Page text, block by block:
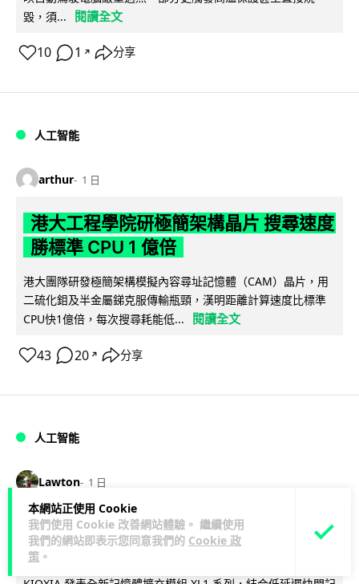
本網站正使用 Cookie
我們使用 Cookie 改善網站體驗。 繼續使用
我們的網站即表示您同意我們的 Cookie 政
策 。
毀，須...
閱讀全文
10 1 ↗ 分享
人工智能
arthur 1 日
港大工程學院研極簡架構晶片 搜尋速度
勝標準 CPU 1 億倍
港大團隊研發極簡架構模擬內容尋址記憶體（CAM）晶片，用
二硫化鉬及半金屬銻克服傳輸瓶頸，漢明距離計算速度比標準
CPU快1億倍，每次搜尋耗能低...
閱讀全文
43 20 ↗ 分享
人工智能
Lawton 1 日
靠快閃記憶體紓緩 DRAM 不足 KIOXIA
推 XL1 記憶體擴充模組